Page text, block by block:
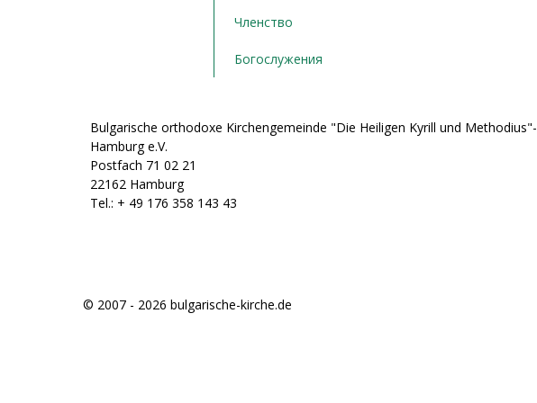
Членство
Богослужения
Bulgarische orthodoxe Kirchengemeinde "Die Heiligen Kyrill und Methodius"-
Hamburg e.V.
Postfach 71 02 21
22162 Hamburg
Tel.: + ‭49 176 358 143 43‬
© 2007 - 2026 bulgarische-kirche.de